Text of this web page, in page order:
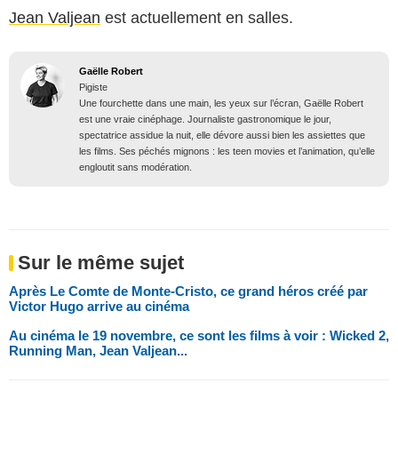
Jean Valjean est actuellement en salles.
Gaëlle Robert
Pigiste
Une fourchette dans une main, les yeux sur l’écran, Gaëlle Robert
est une vraie cinéphage. Journaliste gastronomique le jour,
spectatrice assidue la nuit, elle dévore aussi bien les assiettes que
les films. Ses péchés mignons : les teen movies et l’animation, qu’elle
engloutit sans modération.
Sur le même sujet
Après Le Comte de Monte-Cristo, ce grand héros créé par
Victor Hugo arrive au cinéma
Au cinéma le 19 novembre, ce sont les films à voir : Wicked 2,
Running Man, Jean Valjean...